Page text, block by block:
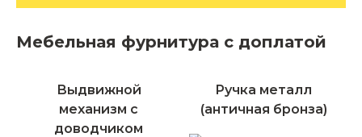
Мебельная фурнитура с доплатой
Выдвижной
механизм с
доводчиком
Ручка металл
(античная бронза)